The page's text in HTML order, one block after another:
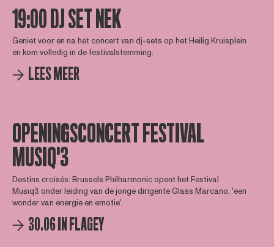
19:00 DJ SET NEK
Geniet voor en na het concert van dj-sets op het Heilig Kruisplein
en kom volledig in de festivalstemming.
LEES MEER
OPENINGSCONCERT FESTIVAL
MUSIQ'3
Destins croisés: Brussels Philharmonic opent het Festival
Musiq3 onder leiding van de jonge dirigente Glass Marcano, 'een
wonder van energie en emotie'.
30.06 IN FLAGEY